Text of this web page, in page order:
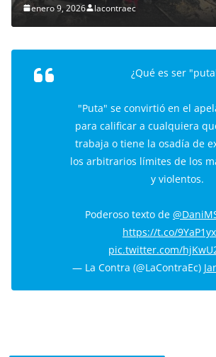
enero 9, 2026 lacontraec
¿Qué es ser
"Puta" se convirtió en el
para calificar a cualquiera
trabaja o tiene la osadía de
los arbitrarios límites de los
y violentos.
Poderoso texto de
https://t.co/
pic.twitter.com/
— La Contra (@LaContraEc)